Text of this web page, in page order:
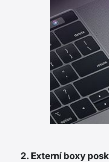
2. Externí boxy